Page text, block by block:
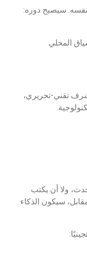
نفسه. سيصبح دوره:
المحلي
تقني-تحريري،
ولا أن يكتب
سيكون الذكاء